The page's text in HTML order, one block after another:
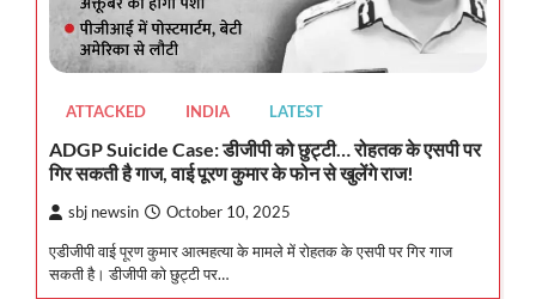
ATTACKED INDIA LATEST
ADGP Suicide Case: डीजीपी को छुट्टी… रोहतक के एसपी पर
गिर सकती है गाज, वाई पूरण कुमार के फोन से खुलेंगे राज!
sbj newsin October 10, 2025
एडीजीपी वाई पूरण कुमार आत्महत्या के मामले में रोहतक के एसपी पर गिर गाज
सकती है। डीजीपी को छुट्टी पर…